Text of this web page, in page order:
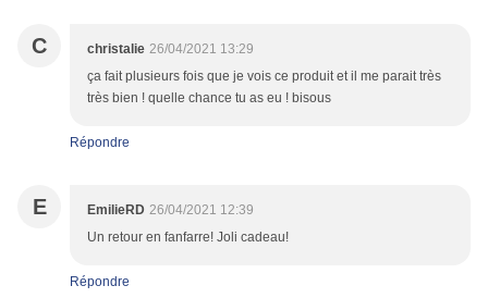
C christalie 26/04/2021 13:29
ça fait plusieurs fois que je vois ce produit et il me parait très
très bien ! quelle chance tu as eu ! bisous
Répondre
E EmilieRD 26/04/2021 12:39
Un retour en fanfarre! Joli cadeau!
Répondre